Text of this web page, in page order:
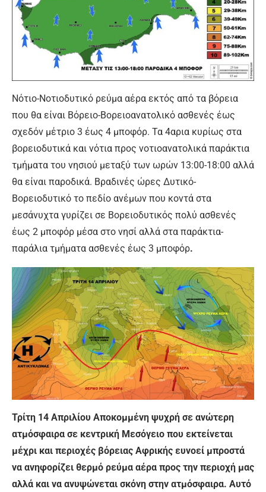
Νότιο-Νοτιοδυτικό ρεύμα αέρα εκτός από τα βόρεια
που θα είναι Βόρειο-Βορειοανατολικό ασθενές έως
σχεδόν μέτριο 3 έως 4 μποφόρ. Τα 4αρια κυρίως στα
βορειοδυτικά και νότια προς νοτιοανατολικά παράκτια
τμήματα του νησιού μεταξύ των ωρών 13:00-18:00 αλλά
θα είναι παροδικά. Βραδινές ώρες Δυτικό-
Βορειοδυτικό το πεδίο ανέμων που κοντά στα
μεσάνυχτα γυρίζει σε Βορειοδυτικός πολύ ασθενές
έως 2 μποφόρ μέσα στο νησί αλλά στα παράκτια-
παράλια τμήματα ασθενές έως 3 μποφόρ.
Τρίτη 14 Απριλίου Αποκομμένη ψυχρή σε ανώτερη
ατμόσφαιρα σε κεντρική Μεσόγειο που εκτείνεται
μέχρι και περιοχές βόρειας Αφρικής ευνοεί μπροστά
να ανηφορίζει θερμό ρεύμα αέρα προς την περιοχή μας
αλλά και να ανυψώνεται σκόνη στην ατμόσφαιρα. Αυτό